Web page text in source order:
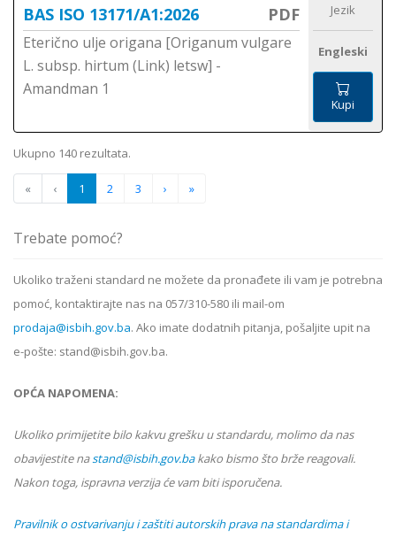
BAS ISO 13171/A1:2026 PDF
Eterično ulje origana [Origanum vulgare
L. subsp. hirtum (Link) letsw] -
Amandman 1
Jezik
Engleski
Kupi
Ukupno 140 rezultata.
« ‹ 1 2 3 › »
Trebate pomoć?
Ukoliko traženi standard ne možete da pronađete ili vam je potrebna
pomoć, kontaktirajte nas na 057/310-580 ili mail-om
prodaja@isbih.gov.ba. Ako imate dodatnih pitanja, pošaljite upit na
e-pošte: stand@isbih.gov.ba.
OPĆA NAPOMENA:
Ukoliko primijetite bilo kakvu grešku u standardu, molimo da nas
obavijestite nastand@isbih.gov.bakako bismo što brže reagovali.
Nakon toga, ispravna verzija će vam biti isporučena.
Pravilnik o ostvarivanju i zaštiti autorskih prava na standardima i